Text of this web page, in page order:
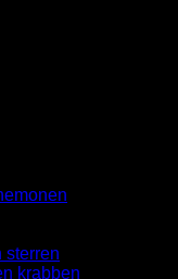
sterren
krabben